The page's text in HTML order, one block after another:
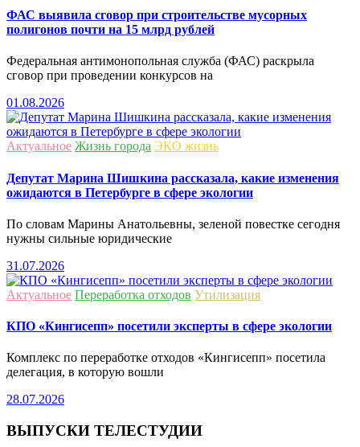
ФАС выявила сговор при строительстве мусорных
полигонов почти на 15 млрд рублей
Федеральная антимонопольная служба (ФАС) раскрыла
сговор при проведении конкурсов на
01.08.2026
Актуальное Жизнь города ЭКО жизнь
Депутат Марина Шишкина рассказала, какие изменения
ожидаются в Петербурге в сфере экологии
По словам Марины Анатольевны, зеленой повестке сегодня
нужны сильные юридические
31.07.2026
Актуальное Переработка отходов Утилизация
КПО «Кингисепп» посетили эксперты в сфере экологии
Комплекс по переработке отходов «Кингисепп» посетила
делегация, в которую вошли
28.07.2026
ВЫПУСКИ ТЕЛЕСТУДИИ